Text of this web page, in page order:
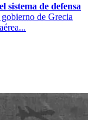
sistema de defensa
de Grecia